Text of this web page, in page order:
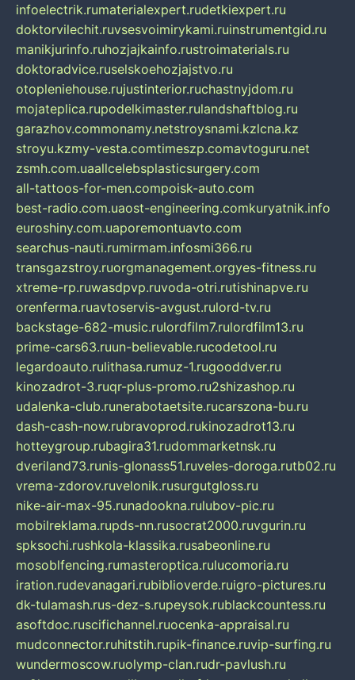
infoelectrik.rumaterialexpert.rudetkiexpert.ru
doktorvilechit.ruvsesvoimirykami.ruinstrumentgid.ru
manikjurinfo.ruhozjajkainfo.rustroimaterials.ru
doktoradvice.ruselskoehozjajstvo.ru
otopleniehouse.rujustinterior.ruchastnyjdom.ru
mojateplica.rupodelkimaster.rulandshaftblog.ru
garazhov.commonamy.netstroysnami.kzlcna.kz
stroyu.kzmy-vesta.comtimeszp.comavtoguru.net
zsmh.com.uaallcelebsplasticsurgery.com
all-tattoos-for-men.compoisk-auto.com
best-radio.com.uaost-engineering.comkuryatnik.info
euroshiny.com.uaporemontuavto.com
searchus-nauti.rumirmam.infosmi366.ru
transgazstroy.ruorgmanagement.orgyes-fitness.ru
xtreme-rp.ruwasdpvp.ruvoda-otri.rutishinapve.ru
orenferma.ruavtoservis-avgust.rulord-tv.ru
backstage-682-music.rulordfilm7.rulordfilm13.ru
prime-cars63.ruun-believable.rucodetool.ru
legardoauto.rulithasa.rumuz-1.rugooddver.ru
kinozadrot-3.ruqr-plus-promo.ru2shizashop.ru
udalenka-club.runerabotaetsite.rucarszona-bu.ru
dash-cash-now.rubravoprod.rukinozadrot13.ru
hotteygroup.rubagira31.rudommarketnsk.ru
dveriland73.runis-glonass51.ruveles-doroga.rutb02.ru
vrema-zdorov.ruvelonik.rusurgutgloss.ru
nike-air-max-95.runadookna.rulubov-pic.ru
mobilreklama.rupds-nn.rusocrat2000.ruvgurin.ru
spksochi.rushkola-klassika.rusabeonline.ru
mosoblfencing.rumasteroptica.rulucomoria.ru
iration.rudevanagari.rubiblioverde.ruigro-pictures.ru
dk-tulamash.rus-dez-s.rupeysok.rublackcountess.ru
asoftdoc.ruscifichannel.ruocenka-appraisal.ru
mudconnector.ruhitstih.rupik-finance.ruvip-surfing.ru
wundermoscow.ruolymp-clan.rudr-pavlush.ru